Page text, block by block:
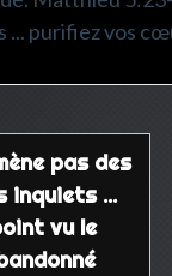
... purifiez vos
pas des
inquiets ...
vu le